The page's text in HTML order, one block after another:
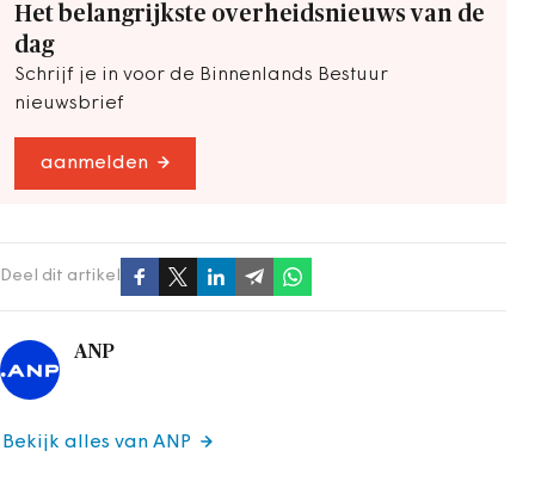
Het belangrijkste overheidsnieuws van de
dag
Schrijf je in voor de Binnenlands Bestuur
nieuwsbrief
aanmelden
Deel dit artikel
ANP
Bekijk alles van ANP